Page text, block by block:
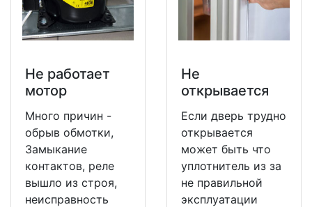
Не работает
мотор
Много причин -
обрыв обмотки,
Замыкание
контактов, реле
вышло из строя,
неисправность
Не
открывается
Если дверь трудно
открывается
может быть что
уплотнитель из за
не правильной
эксплуатации